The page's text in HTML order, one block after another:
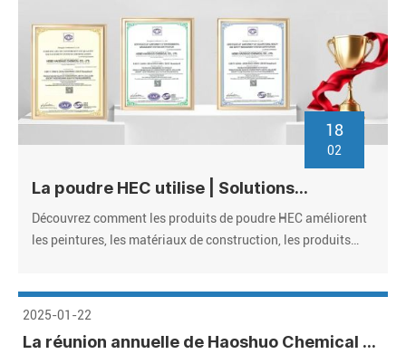
18
02
La poudre HEC utilise | Solutions
d'hydroxyéthyl-cellulose de qualité
industrielle
Découvrez comment les produits de poudre HEC améliorent
les peintures, les matériaux de construction, les produits
2025-01-22
La réunion annuelle de Haoshuo Chemical a